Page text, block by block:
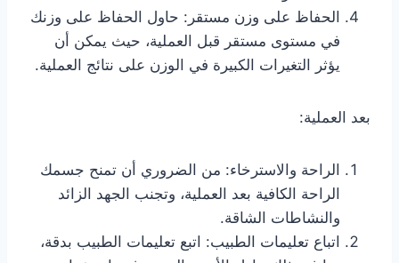
الحفاظ على وزن مستقر: حاول الحفاظ على وزنك
في مستوى مستقر قبل العملية، حيث يمكن أن
يؤثر التغيرات الكبيرة في الوزن على نتائج العملية.
بعد العملية:
الراحة والاسترخاء: من الضروري أن تمنح جسمك
الراحة الكافية بعد العملية، وتجنب الجهد الزائد
والنشاطات الشاقة.
اتباع تعليمات الطبيب: اتبع تعليمات الطبيب بدقة،